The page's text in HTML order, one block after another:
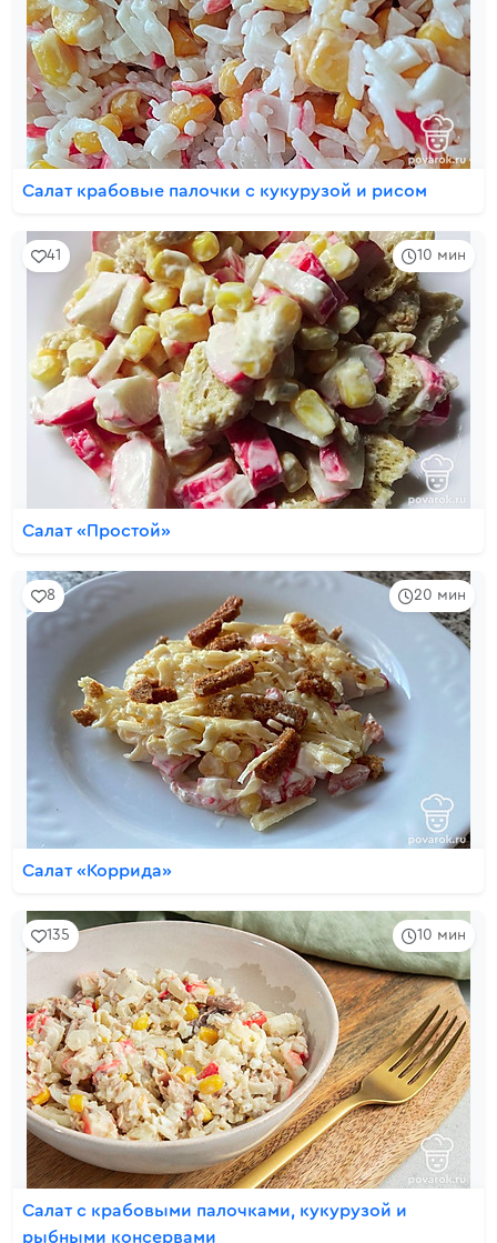
Салат крабовые палочки с кукурузой и рисом
10 мин
41
Салат «Простой»
20 мин
8
Салат «Коррида»
10 мин
135
Салат с крабовыми палочками, кукурузой и
рыбными консервами